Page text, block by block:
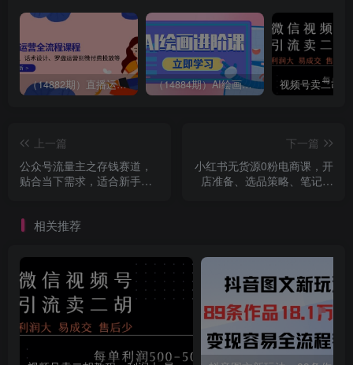
（14882期）直播运营全流程课程-5月更新：从起号、话术设计、罗盘运营到微付费投放等 （14884期）AI绘画进阶课，涵盖电商摄影等多领域，PS操作与AI工具使用全面教学
上一篇
公众号流量主之存钱赛道，
贴合当下需求，适合新手，
下一篇
小红书无货源0粉电商课，开
店准备、选品策略、笔记撰
相关推荐